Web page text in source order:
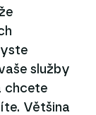
služby
chcete
Většina